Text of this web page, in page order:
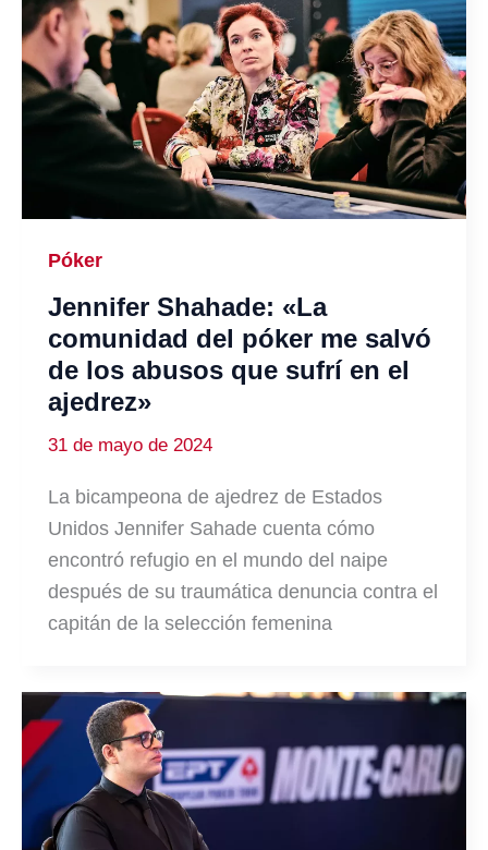
Póker
Jennifer Shahade: «La
comunidad del póker me salvó
de los abusos que sufrí en el
ajedrez»
31 de mayo de 2024
La bicampeona de ajedrez de Estados
Unidos Jennifer Sahade cuenta cómo
encontró refugio en el mundo del naipe
después de su traumática denuncia contra el
capitán de la selección femenina